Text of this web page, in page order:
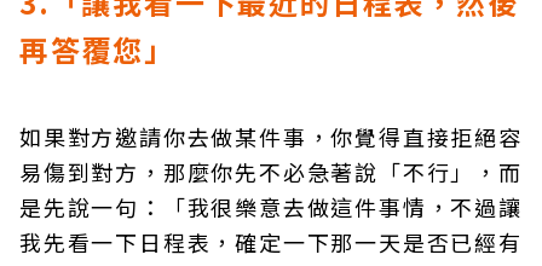
再答覆您」
如果對方邀請你去做某件事，你覺得直接拒絕容
易傷到對方，那麼你先不必急著說「不行」，而
是先說一句：「我很樂意去做這件事情，不過讓
我先看一下日程表，確定一下那一天是否已經有